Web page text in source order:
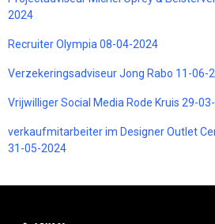
2024
Recruiter Olympia 08-04-2024
Verzekeringsadviseur Jong Rabo 11-06-
Vrijwilliger Social Media Rode Kruis 29-
verkaufmitarbeiter im Designer Outlet
31-05-2024